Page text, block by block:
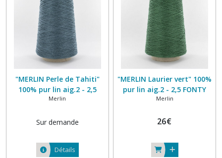
"MERLIN Perle de Tahiti"
100% pur lin aig.2 - 2,5
FONTY
Merlin
Sur demande
Détails
"MERLIN Laurier vert" 100%
pur lin aig.2 - 2,5 FONTY
Merlin
26€